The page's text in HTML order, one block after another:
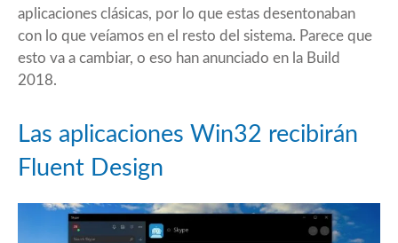
aplicaciones clásicas, por lo que estas desentonaban
con lo que veíamos en el resto del sistema. Parece que
esto va a cambiar, o eso han anunciado en la Build
2018.
Las aplicaciones Win32 recibirán
Fluent Design